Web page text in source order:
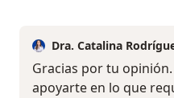
Dra. Catalina
Gracias por tu
apoyarte en lo que